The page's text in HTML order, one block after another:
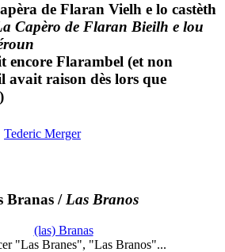
de Flaran Vielh e lo castèth
Capèro de Flaran Bieilh e lou
encore Flarambel (et non
avait raison dès lors que
Tederic Merger
Branas / Las Branos
(las) Branas
"Las Branes", "Las Branos"...